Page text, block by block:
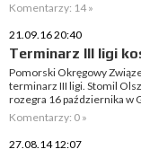
Komentarzy: 14 »
21.09.16 20:40
Terminarz III ligi
Pomorski Okręgowy
terminarz III ligi. Stomil
rozegra 16 października w
Komentarzy: 0 »
27.08.14 12:07